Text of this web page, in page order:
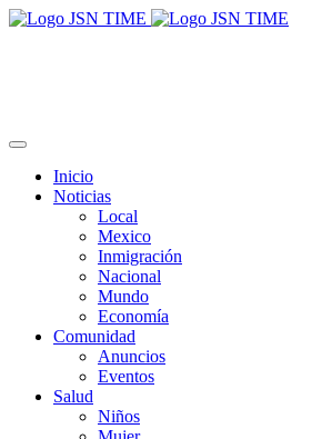
Inicio
Noticias
Local
Mexico
Inmigración
Nacional
Mundo
Economía
Comunidad
Anuncios
Eventos
Salud
Niños